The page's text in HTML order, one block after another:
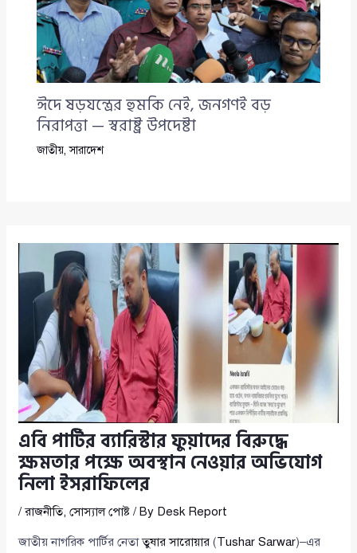
ঈদে ষড়যন্ত্রের হুমকি নেই, জনগণই বড়
নিরাপত্তা — স্বরাষ্ট্র উপদেষ্টা
জাতীয়,সারাদেশ
এবি পার্টির ব্যারিস্টার ফুয়াদের বিরুদ্ধে
ক্ষমতার পক্ষে অবস্থান নেওয়ার অভিযোগ
নিলা ইসরাফিলের
/রাজনীতি,সোস্যাল পোষ্ট / By Desk Report
জাতীয় নাগরিক পার্টির নেতাতুষার সারোয়ার (Tushar Sarwar)–এর